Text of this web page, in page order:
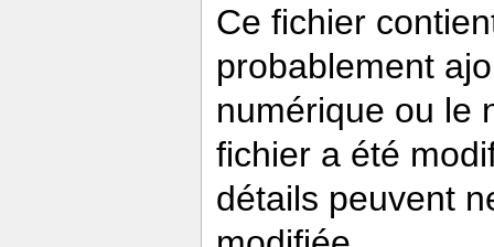
Ce fichier
probablement
numérique ou le
fichier a été
détails peuvent